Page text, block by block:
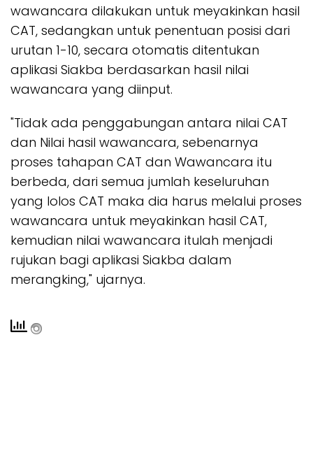
wawancara dilakukan untuk meyakinkan hasil
CAT, sedangkan untuk penentuan posisi dari
urutan 1-10, secara otomatis ditentukan
aplikasi Siakba berdasarkan hasil nilai
wawancara yang diinput.
"Tidak ada penggabungan antara nilai CAT
dan Nilai hasil wawancara, sebenarnya
proses tahapan CAT dan Wawancara itu
berbeda, dari semua jumlah keseluruhan
yang lolos CAT maka dia harus melalui proses
wawancara untuk meyakinkan hasil CAT,
kemudian nilai wawancara itulah menjadi
rujukan bagi aplikasi Siakba dalam
merangking," ujarnya.